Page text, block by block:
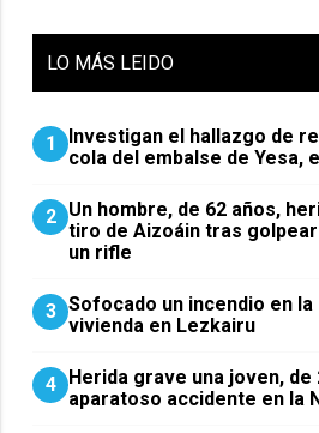
LO MÁS LEIDO
1
Investigan el hallazgo de
cola del embalse de Yesa,
2 Un hombre, de 62 años,
tiro de Aizoáin tras
un rifle
3 Sofocado un incendio en la
vivienda en Lezkairu
4
Herida grave una joven, de
aparatoso accidente en la